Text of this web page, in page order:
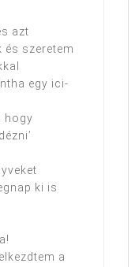
azt
és szeretem
egy ici-
hogy
ki is
a